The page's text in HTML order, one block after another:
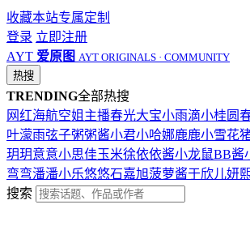
收藏本站专属定制
登录 立即注册
AYT 爱原图 AYT ORIGINALS · COMMUNITY
热搜
TRENDING全部热搜
网红海航空姐 主播春光大宝小雨滴小桂圆
叶濛雨弦子粥粥酱小君小哈娜鹿鹿小雪花
玥玥意意小思佳玉米徐依依酱小龙鼠BB酱
弯弯潘潘小乐悠悠石嘉旭菠萝酱于欣儿妍
搜索